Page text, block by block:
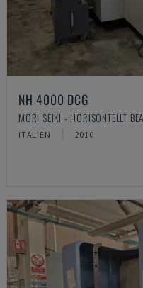
NH 4000 DCG
MORI SEIKI - HORISONTELLT
ITALIEN 2010